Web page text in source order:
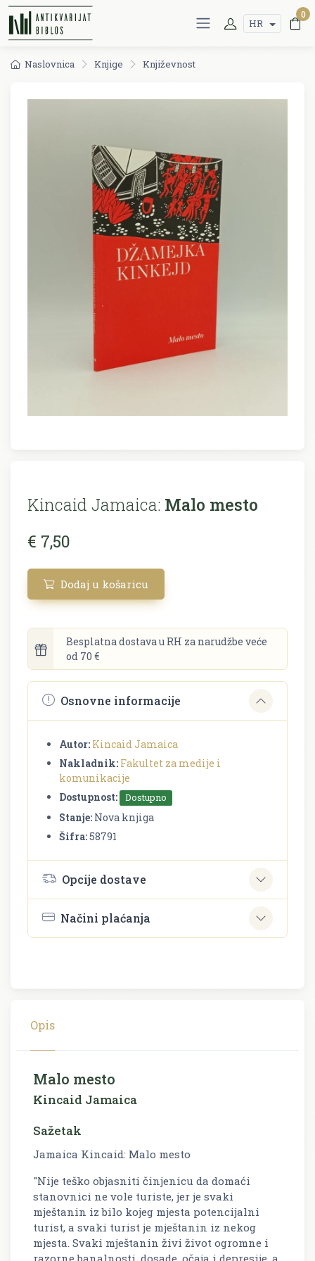
HR
0
Naslovnica Knjige Književnost
Kincaid Jamaica: Malo mesto
€ 7,50
Dodaj u košaricu
Besplatna dostava u RH za narudžbe veće
od 70 €
Osnovne informacije
Autor: Kincaid Jamaica
Nakladnik: Fakultet za medije i
komunikacije
Dostupnost:
Dostupno
Stanje: Nova knjiga
Šifra:58791
Opcije dostave
Načini plaćanja
Opis
Malo mesto
Kincaid Jamaica
Sažetak
Jamaica Kincaid: Malo mesto
"Nije teško objasniti činjenicu da domaći
stanovnici ne vole turiste, jer je svaki
mještanin iz bilo kojeg mjesta potencijalni
turist, a svaki turist je mještanin iz nekog
mjesta. Svaki mještanin živi život ogromne i
razorne banalnosti, dosade, očaja i depresije, a